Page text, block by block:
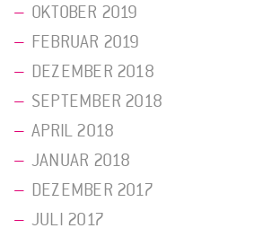
OKTOBER 2019
FEBRUAR 2019
DEZEMBER 2018
SEPTEMBER 2018
APRIL 2018
JANUAR 2018
DEZEMBER 2017
JULI 2017